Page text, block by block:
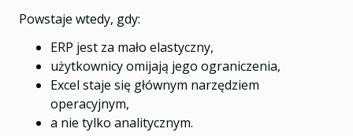
Powstaje wtedy, gdy:
ERP jest za mało elastyczny,
użytkownicy omijają jego ograniczenia,
Excel staje się głównym narzędziem
operacyjnym,
a nie tylko analitycznym.